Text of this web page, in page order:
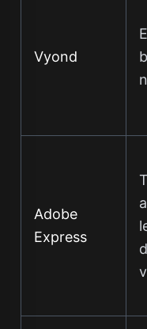
Vyond
Adobe
Express